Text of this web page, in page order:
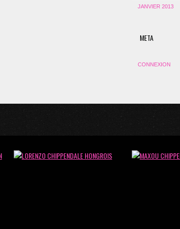
JANVIER 2013
META
CONNEXION